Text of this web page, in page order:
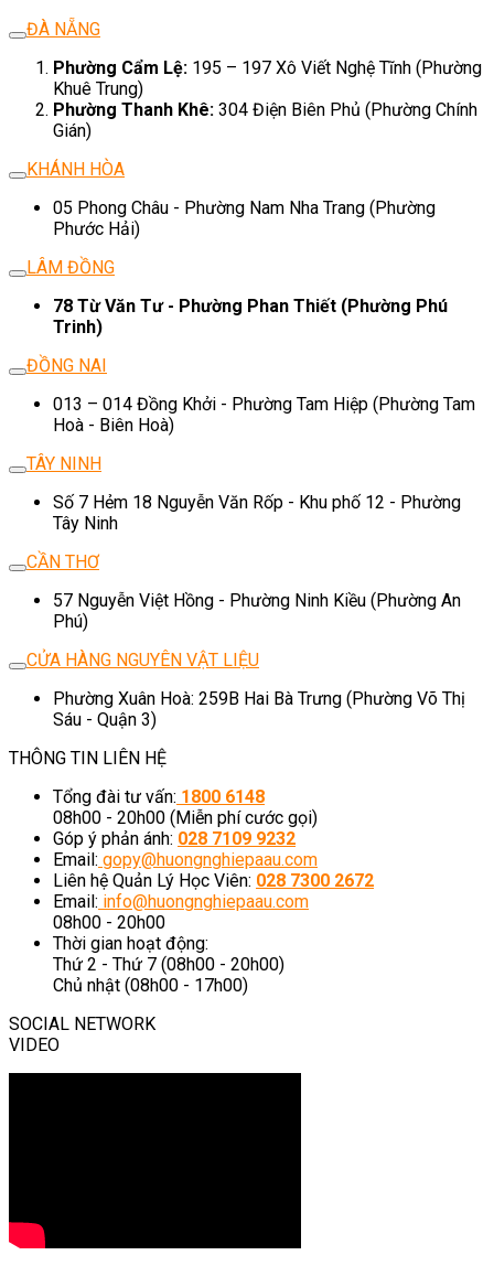
ĐÀ NẴNG
Phường Cẩm Lệ: 195 – 197 Xô Viết Nghệ Tĩnh (Phường
Khuê Trung)
Phường Thanh Khê: 304 Điện Biên Phủ (Phường Chính
Gián)
KHÁNH HÒA
05 Phong Châu - Phường Nam Nha Trang (Phường
Phước Hải)
LÂM ĐỒNG
78 Từ Văn Tư - Phường Phan Thiết (Phường Phú
Trinh)
ĐỒNG NAI
013 – 014 Đồng Khởi - Phường Tam Hiệp (Phường Tam
Hoà - Biên Hoà)
TÂY NINH
Số 7 Hẻm 18 Nguyễn Văn Rốp - Khu phố 12 - Phường
Tây Ninh
CẦN THƠ
57 Nguyễn Việt Hồng - Phường Ninh Kiều (Phường An
Phú)
CỬA HÀNG NGUYÊN VẬT LIỆU
Phường Xuân Hoà: 259B Hai Bà Trưng (Phường Võ Thị
Sáu - Quận 3)
THÔNG TIN LIÊN HỆ
Tổng đài tư vấn: 1800 6148
08h00 - 20h00 (Miễn phí cước gọi)
Góp ý phản ánh: 028 7109 9232
Email: gopy@huongnghiepaau.com
Liên hệ Quản Lý Học Viên: 028 7300 2672
Email: info@huongnghiepaau.com
08h00 - 20h00
Thời gian hoạt động:
Thứ 2 - Thứ 7 (08h00 - 20h00)
Chủ nhật (08h00 - 17h00)
SOCIAL NETWORK
VIDEO